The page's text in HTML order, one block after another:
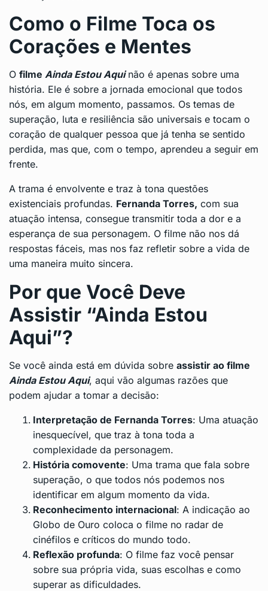
Como o Filme Toca os
Corações e Mentes
O filme Ainda Estou Aquinão é apenas sobre uma
história. Ele é sobre a jornada emocional que todos
nós, em algum momento, passamos. Os temas de
superação, luta e resiliência são universais e tocam o
coração de qualquer pessoa que já tenha se sentido
perdida, mas que, com o tempo, aprendeu a seguir em
frente.
A trama é envolvente e traz à tona questões
existenciais profundas. Fernanda Torres, com sua
atuação intensa, consegue transmitir toda a dor e a
esperança de sua personagem. O filme não nos dá
respostas fáceis, mas nos faz refletir sobre a vida de
uma maneira muito sincera.
Por que Você Deve
Assistir “Ainda Estou
Aqui”?
Se você ainda está em dúvida sobre assistir ao filme
Ainda Estou Aqui, aqui vão algumas razões que
podem ajudar a tomar a decisão:
Interpretação de Fernanda Torres: Uma atuação
inesquecível, que traz à tona toda a
complexidade da personagem.
História comovente: Uma trama que fala sobre
superação, o que todos nós podemos nos
identificar em algum momento da vida.
Reconhecimento internacional: A indicação ao
Globo de Ouro coloca o filme no radar de
cinéfilos e críticos do mundo todo.
Reflexão profunda: O filme faz você pensar
sobre sua própria vida, suas escolhas e como
superar as dificuldades.